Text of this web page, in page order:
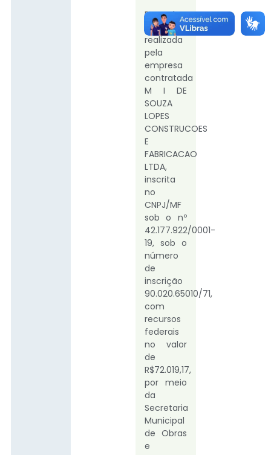
Essa obra
foi
realizada
pela
empresa
contratada
M I DE
SOUZA
LOPES
CONSTRUCOES
E
FABRICACAO
LTDA,
inscrita
no
CNPJ/MF
sob o nº
42.177.922/0001-
19, sob o
número
de
inscrição
90.020.65010/71,
com
recursos
federais
no valor
de
R$72.019,17,
por meio
da
Secretaria
Municipal
de Obras
e